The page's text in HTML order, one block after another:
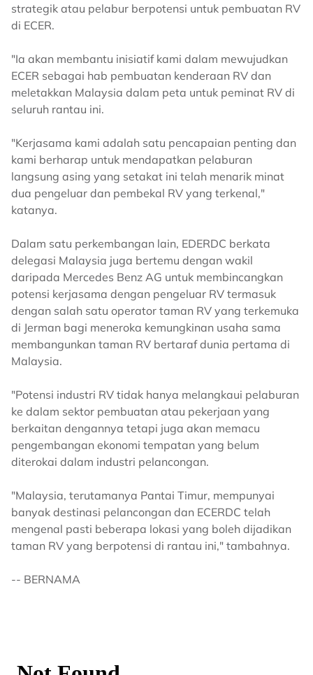
strategik atau pelabur berpotensi untuk pembuatan RV
di ECER.
"Ia akan membantu inisiatif kami dalam mewujudkan
ECER sebagai hab pembuatan kenderaan RV dan
meletakkan Malaysia dalam peta untuk peminat RV di
seluruh rantau ini.
"Kerjasama kami adalah satu pencapaian penting dan
kami berharap untuk mendapatkan pelaburan
langsung asing yang setakat ini telah menarik minat
dua pengeluar dan pembekal RV yang terkenal,"
katanya.
Dalam satu perkembangan lain, EDERDC berkata
delegasi Malaysia juga bertemu dengan wakil
daripada Mercedes Benz AG untuk membincangkan
potensi kerjasama dengan pengeluar RV termasuk
dengan salah satu operator taman RV yang terkemuka
di Jerman bagi meneroka kemungkinan usaha sama
membangunkan taman RV bertaraf dunia pertama di
Malaysia.
"Potensi industri RV tidak hanya melangkaui pelaburan
ke dalam sektor pembuatan atau pekerjaan yang
berkaitan dengannya tetapi juga akan memacu
pengembangan ekonomi tempatan yang belum
diterokai dalam industri pelancongan.
"Malaysia, terutamanya Pantai Timur, mempunyai
banyak destinasi pelancongan dan ECERDC telah
mengenal pasti beberapa lokasi yang boleh dijadikan
taman RV yang berpotensi di rantau ini," tambahnya.
-- BERNAMA